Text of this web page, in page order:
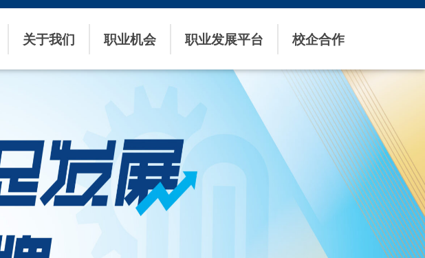
关于我们 职业机会 职业发展平台 校企合作